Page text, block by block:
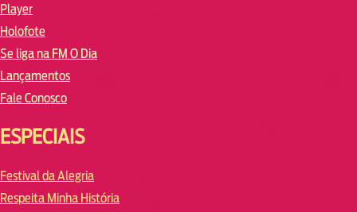
Player
Holofote
Se liga na FM O Dia
Lançamentos
Fale Conosco
ESPECIAIS
Festival da Alegria
Respeita Minha História